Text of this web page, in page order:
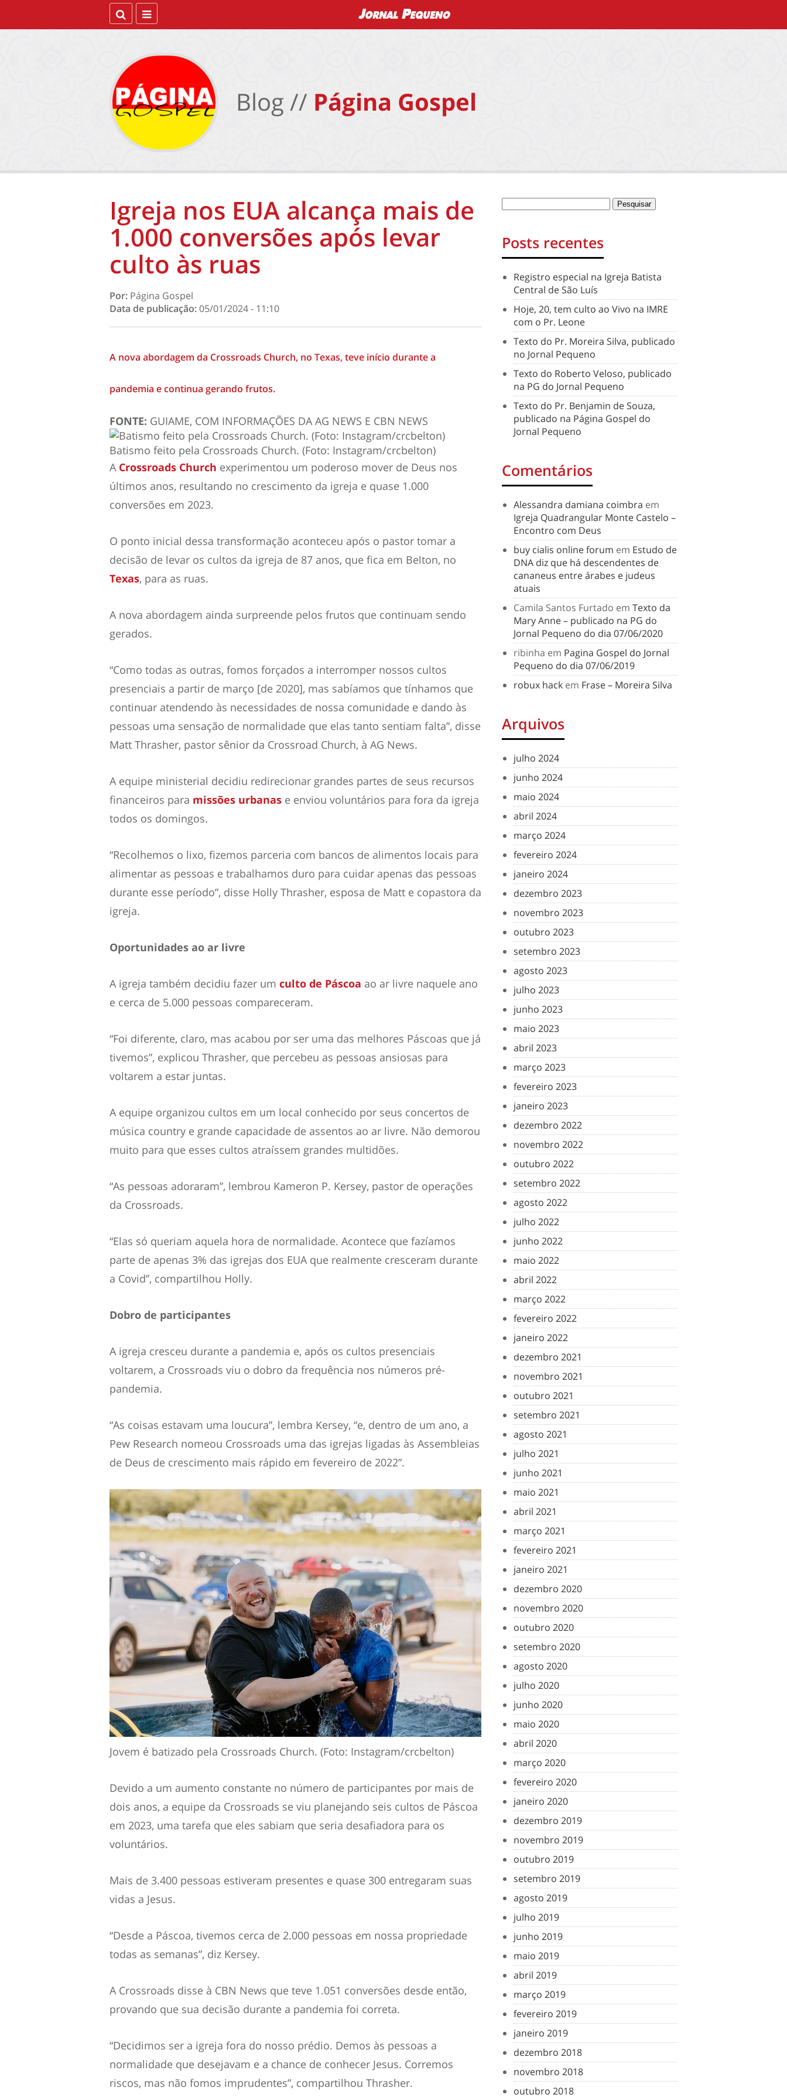
Blog // Página Gospel
Igreja nos EUA alcança mais de
1.000 conversões após levar
culto às ruas
Por: Página Gospel
Data de publicação:05/01/2024 - 11:10
A nova abordagem da Crossroads Church, no Texas, teve início durante a
pandemia e continua gerando frutos.
FONTE: GUIAME, COM INFORMAÇÕES DA AG NEWS E CBN NEWS
Batismo feito pela Crossroads Church. (Foto: Instagram/crcbelton)
A Crossroads Church experimentou um poderoso mover de Deus nos
últimos anos, resultando no crescimento da igreja e quase 1.000
conversões em 2023.
O ponto inicial dessa transformação aconteceu após o pastor tomar a
decisão de levar os cultos da igreja de 87 anos, que fica em Belton, no
Texas, para as ruas.
A nova abordagem ainda surpreende pelos frutos que continuam sendo
gerados.
“Como todas as outras, fomos forçados a interromper nossos cultos
presenciais a partir de março [de 2020], mas sabíamos que tínhamos que
continuar atendendo às necessidades de nossa comunidade e dando às
pessoas uma sensação de normalidade que elas tanto sentiam falta”, disse
Matt Thrasher, pastor sênior da Crossroad Church, à AG News.
A equipe ministerial decidiu redirecionar grandes partes de seus recursos
financeiros para missões urbanas e enviou voluntários para fora da igreja
todos os domingos.
“Recolhemos o lixo, fizemos parceria com bancos de alimentos locais para
alimentar as pessoas e trabalhamos duro para cuidar apenas das pessoas
durante esse período”, disse Holly Thrasher, esposa de Matt e copastora da
igreja.
Oportunidades ao ar livre
A igreja também decidiu fazer um culto de Páscoa ao ar livre naquele ano
e cerca de 5.000 pessoas compareceram.
“Foi diferente, claro, mas acabou por ser uma das melhores Páscoas que já
tivemos”, explicou Thrasher, que percebeu as pessoas ansiosas para
voltarem a estar juntas.
A equipe organizou cultos em um local conhecido por seus concertos de
música country e grande capacidade de assentos ao ar livre. Não demorou
muito para que esses cultos atraíssem grandes multidões.
“As pessoas adoraram”, lembrou Kameron P. Kersey, pastor de operações
da Crossroads.
“Elas só queriam aquela hora de normalidade. Acontece que fazíamos
parte de apenas 3% das igrejas dos EUA que realmente cresceram durante
a Covid”, compartilhou Holly.
Dobro de participantes
A igreja cresceu durante a pandemia e, após os cultos presenciais
voltarem, a Crossroads viu o dobro da frequência nos números pré-
pandemia.
“As coisas estavam uma loucura”, lembra Kersey, “e, dentro de um ano, a
Pew Research nomeou Crossroads uma das igrejas ligadas às Assembleias
de Deus de crescimento mais rápido em fevereiro de 2022”.
Jovem é batizado pela Crossroads Church. (Foto: Instagram/crcbelton)
Devido a um aumento constante no número de participantes por mais de
dois anos, a equipe da Crossroads se viu planejando seis cultos de Páscoa
em 2023, uma tarefa que eles sabiam que seria desafiadora para os
voluntários.
Mais de 3.400 pessoas estiveram presentes e quase 300 entregaram suas
vidas a Jesus.
“Desde a Páscoa, tivemos cerca de 2.000 pessoas em nossa propriedade
todas as semanas”, diz Kersey.
A Crossroads disse à CBN News que teve 1.051 conversões desde então,
provando que sua decisão durante a pandemia foi correta.
“Decidimos ser a igreja fora do nosso prédio. Demos às pessoas a
normalidade que desejavam e a chance de conhecer Jesus. Corremos
riscos, mas não fomos imprudentes”, compartilhou Thrasher.
Posts recentes
Registro especial na Igreja Batista
Central de São Luís
Hoje, 20, tem culto ao Vivo na IMRE
com o Pr. Leone
Texto do Pr. Moreira Silva, publicado
no Jornal Pequeno
Texto do Roberto Veloso, publicado
na PG do Jornal Pequeno
Texto do Pr. Benjamin de Souza,
publicado na Página Gospel do
Jornal Pequeno
Comentários
Alessandra damiana coimbra em
Igreja Quadrangular Monte Castelo –
Encontro com Deus
buy cialis online forum em Estudo de
DNA diz que há descendentes de
cananeus entre árabes e judeus
atuais
Camila Santos Furtado em Texto da
Mary Anne – publicado na PG do
Jornal Pequeno do dia 07/06/2020
ribinha em Pagina Gospel do Jornal
Pequeno do dia 07/06/2019
robux hack em Frase – Moreira Silva
Arquivos
julho 2024
junho 2024
maio 2024
abril 2024
março 2024
fevereiro 2024
janeiro 2024
dezembro 2023
novembro 2023
outubro 2023
setembro 2023
agosto 2023
julho 2023
junho 2023
maio 2023
abril 2023
março 2023
fevereiro 2023
janeiro 2023
dezembro 2022
novembro 2022
outubro 2022
setembro 2022
agosto 2022
julho 2022
junho 2022
maio 2022
abril 2022
março 2022
fevereiro 2022
janeiro 2022
dezembro 2021
novembro 2021
outubro 2021
setembro 2021
agosto 2021
julho 2021
junho 2021
maio 2021
abril 2021
março 2021
fevereiro 2021
janeiro 2021
dezembro 2020
novembro 2020
outubro 2020
setembro 2020
agosto 2020
julho 2020
junho 2020
maio 2020
abril 2020
março 2020
fevereiro 2020
janeiro 2020
dezembro 2019
novembro 2019
outubro 2019
setembro 2019
agosto 2019
julho 2019
junho 2019
maio 2019
abril 2019
março 2019
fevereiro 2019
janeiro 2019
dezembro 2018
novembro 2018
outubro 2018